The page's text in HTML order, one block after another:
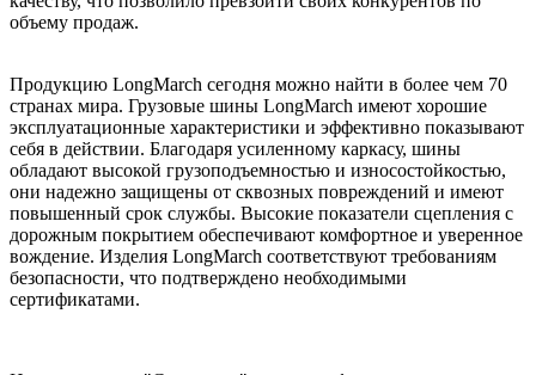
объему продаж.
Продукцию LongMarch сегодня можно найти в более чем 70
странах мира. Грузовые шины LongMarch имеют хорошие
эксплуатационные характеристики и эффективно показывают
себя в действии. Благодаря усиленному каркасу, шины
обладают высокой грузоподъемностью и износостойкостью,
они надежно защищены от сквозных повреждений и имеют
повышенный срок службы. Высокие показатели сцепления с
дорожным покрытием обеспечивают комфортное и уверенное
вождение. Изделия LongMarch соответствуют требованиям
безопасности, что подтверждено необходимыми
сертификатами.